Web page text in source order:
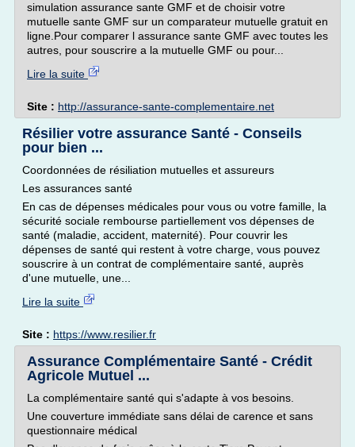
simulation assurance sante GMF et de choisir votre
mutuelle sante GMF sur un comparateur mutuelle gratuit en
ligne.Pour comparer l assurance sante GMF avec toutes les
autres, pour souscrire a la mutuelle GMF ou pour...
Lire la suite
Site : http://assurance-sante-complementaire.net
Résilier votre assurance Santé - Conseils
pour bien ...
Coordonnées de résiliation mutuelles et assureurs
Les assurances santé
En cas de dépenses médicales pour vous ou votre famille, la
sécurité sociale rembourse partiellement vos dépenses de
santé (maladie, accident, maternité). Pour couvrir les
dépenses de santé qui restent à votre charge, vous pouvez
souscrire à un contrat de complémentaire santé, auprès
d'une mutuelle, une...
Lire la suite
Site : https://www.resilier.fr
Assurance Complémentaire Santé - Crédit
Agricole Mutuel ...
La complémentaire santé qui s'adapte à vos besoins.
Une couverture immédiate sans délai de carence et sans
questionnaire médical